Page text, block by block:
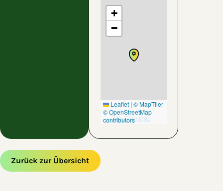
+
−
Leaflet | © MapTiler
© OpenStreetMap
contributors
Zurück zur Übersicht